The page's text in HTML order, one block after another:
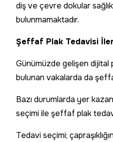
diş ve çevre dokular
bulunmamaktadır.
Şeffaf Plak Tedavisi
Günümüzde gelişen dijital
bulunan vakalarda da
Bazı durumlarda yer
seçimi ile şeffaf plak
Tedavi seçimi;